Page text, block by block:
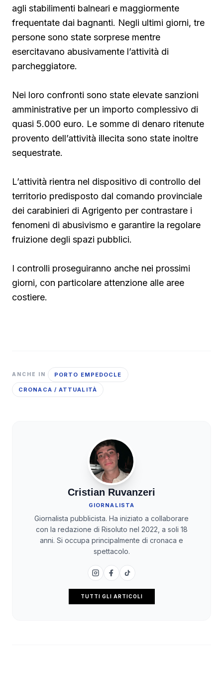
agli stabilimenti balneari e maggiormente
frequentate dai bagnanti. Negli ultimi giorni, tre
persone sono state sorprese mentre
esercitavano abusivamente l’attività di
parcheggiatore.
Nei loro confronti sono state elevate sanzioni
amministrative per un importo complessivo di
quasi 5.000 euro. Le somme di denaro ritenute
provento dell’attività illecita sono state inoltre
sequestrate.
L’attività rientra nel dispositivo di controllo del
territorio predisposto dal comando provinciale
dei carabinieri di Agrigento per contrastare i
fenomeni di abusivismo e garantire la regolare
fruizione degli spazi pubblici.
I controlli proseguiranno anche nei prossimi
giorni, con particolare attenzione alle aree
costiere.
ANCHE IN PORTO EMPEDOCLE
CRONACA / ATTUALITÀ
Cristian Ruvanzeri
GIORNALISTA
Giornalista pubblicista. Ha iniziato a collaborare
con la redazione di Risoluto nel 2022, a soli 18
anni. Si occupa principalmente di cronaca e
spettacolo.
TUTTI GLI ARTICOLI